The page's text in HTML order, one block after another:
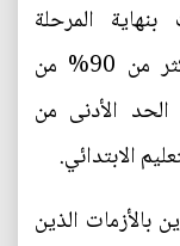
المرحلة
الابتدائية. إذ يشير التقرير إلى أن أكثر من 90% من
الحد الأدنى من
الابتدائي.
بالأزمات الذين